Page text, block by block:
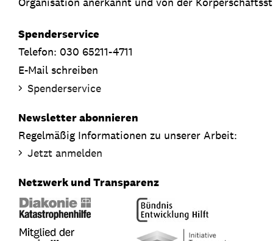
Spenderservice
Telefon: 030 65211-4711
E-Mail schreiben
Spenderservice
Newsletter abonnieren
Regelmäßig Informationen zu unserer Arbeit:
Jetzt anmelden
Netzwerk und Transparenz